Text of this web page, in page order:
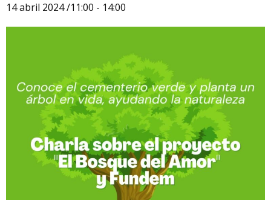
14 abril 2024 /11:00 - 14:00